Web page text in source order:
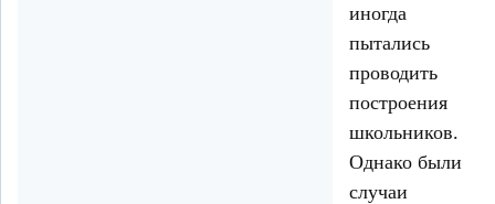
иногда
пытались
проводить
построения
школьников.
Однако были
случаи